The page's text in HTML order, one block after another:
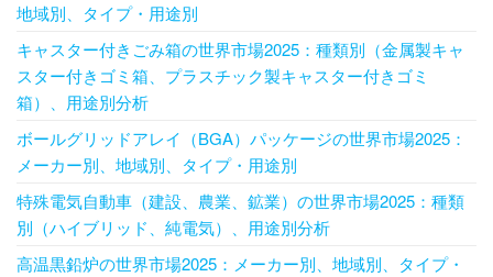
地域別、タイプ・用途別
キャスター付きごみ箱の世界市場2025：種類別（金属製キャ
スター付きゴミ箱、プラスチック製キャスター付きゴミ
箱）、用途別分析
ボールグリッドアレイ（BGA）パッケージの世界市場2025：
メーカー別、地域別、タイプ・用途別
特殊電気自動車（建設、農業、鉱業）の世界市場2025：種類
別（ハイブリッド、純電気）、用途別分析
高温黒鉛炉の世界市場2025：メーカー別、地域別、タイプ・